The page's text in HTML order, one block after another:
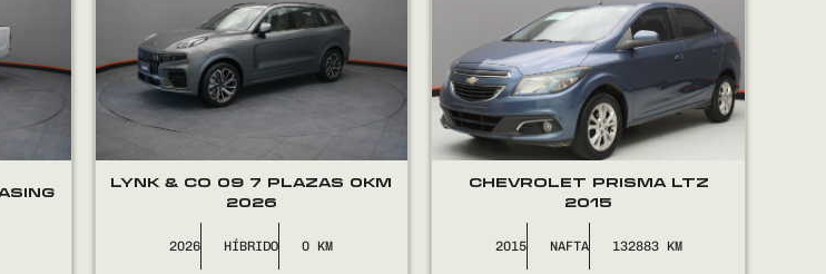
LYNK & CO 09 7 PLAZAS 0KM
2026
2026 HÍBRIDO 0
CHEVROLET PRISMA LTZ
2015
2015 NAFTA 132883